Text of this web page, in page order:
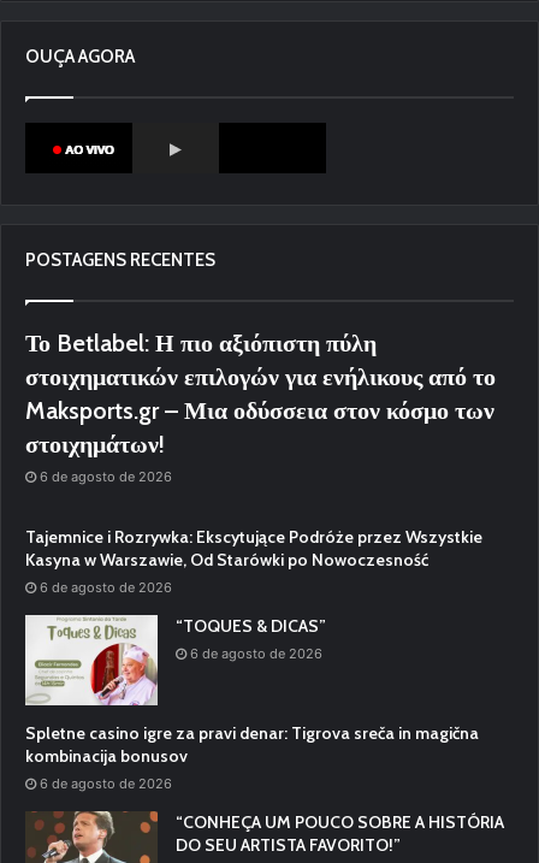
OUÇA AGORA
POSTAGENS RECENTES
Το Betlabel: Η πιο αξιόπιστη πύλη
στοιχηματικών επιλογών για ενήλικους από το
Maksports.gr – Μια οδύσσεια στον κόσμο των
στοιχημάτων!
6 de agosto de 2026
Tajemnice i Rozrywka: Ekscytujące Podróże przez Wszystkie
Kasyna w Warszawie, Od Starówki po Nowoczesność
6 de agosto de 2026
“TOQUES & DICAS”
6 de agosto de 2026
Spletne casino igre za pravi denar: Tigrova sreča in magična
kombinacija bonusov
6 de agosto de 2026
“CONHEÇA UM POUCO SOBRE A HISTÓRIA
DO SEU ARTISTA FAVORITO!”